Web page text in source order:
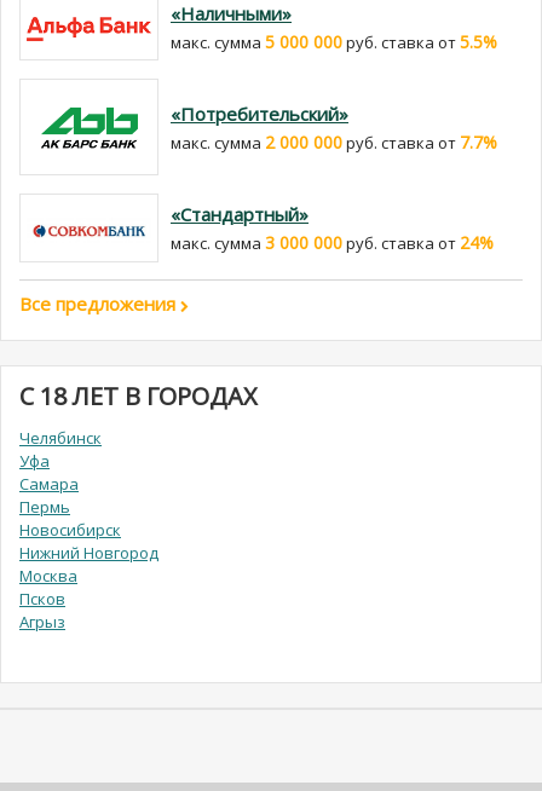
«Наличными»
макс. сумма 5 000 000руб. cтавка от5.5%
«Потребительский»
макс. сумма 2 000 000руб. cтавка от 7.7%
«Стандартный»
макс. сумма 3 000 000руб. cтавка от 24%
Все предложения
С 18 ЛЕТ В ГОРОДАХ
Челябинск
Уфа
Самара
Пермь
Новосибирск
Нижний Новгород
Москва
Псков
Агрыз